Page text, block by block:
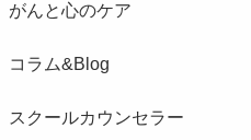
がんと心のケア
コラム&Blog
スクールカウンセラー